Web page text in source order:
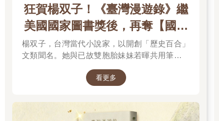
狂賀楊双子！《臺灣漫遊錄》繼
美國國家圖書獎後，再奪【國際
布克獎】
楊双子，台灣當代小說家，以開創「歷史百合」
文類聞名。她與已故雙胞胎妹妹若暉共用筆名，
入女性同性情誼。其長篇小說《臺灣漫遊錄》透
續斬獲美國國家圖書獎與英國國際布克獎，寫下
華語文學歷史新紀錄，成功讓世界聽見台灣的身
看更多